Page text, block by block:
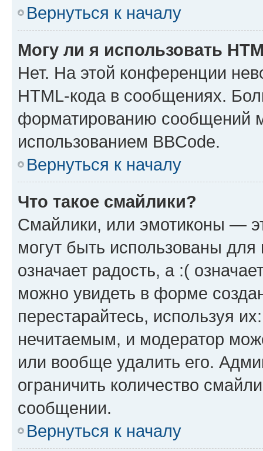
Вернуться к началу
Могу ли я использовать
Нет. На этой конференции
HTML-кода в сообщениях.
форматированию сообщений
использованием BBCode.
Вернуться к началу
Что такое смайлики?
Смайлики, или эмотиконы —
могут быть использованы
означает радость, а :(
можно увидеть в форме
перестарайтесь, используя
нечитаемым, и модератор
или вообще удалить его.
ограничить количество
сообщении.
Вернуться к началу